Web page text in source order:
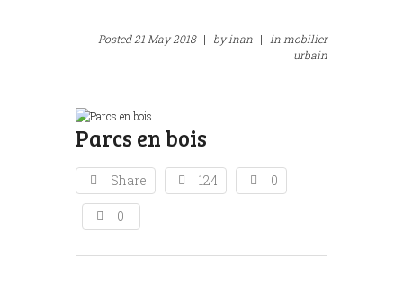
Posted21 May 2018 | byinan | inmobilier
urbain
Parcs en bois
Share 124 0
0